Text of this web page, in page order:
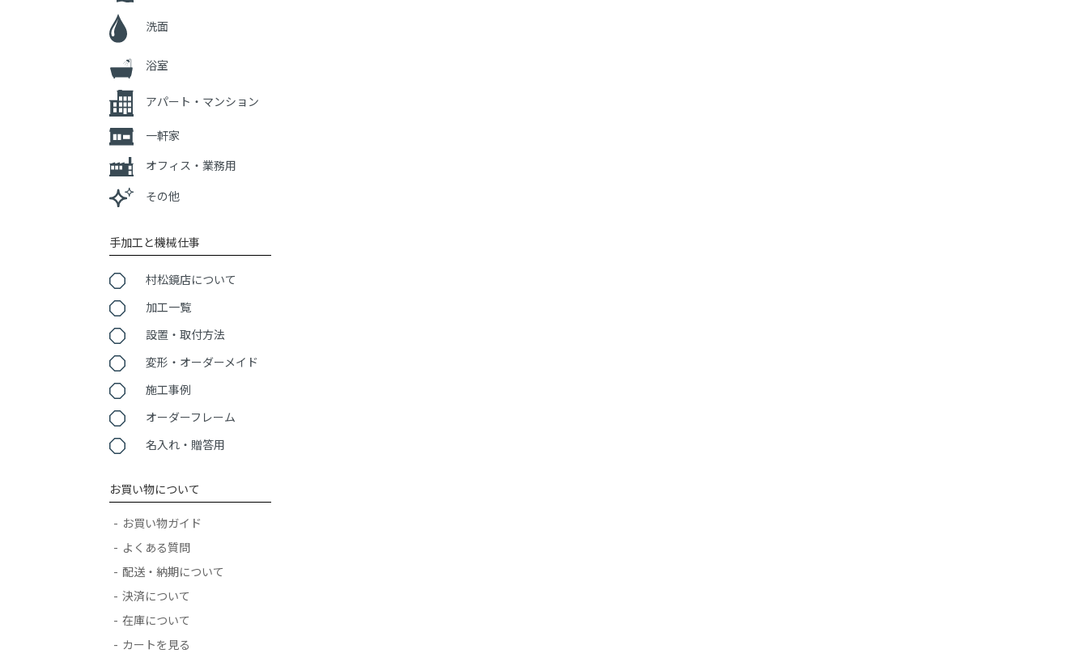
洗面
浴室
アパート・マンション
一軒家
オフィス・業務用
その他
手加工と機械仕事
村松鏡店について
加工一覧
設置・取付方法
変形・オーダーメイド
施工事例
オーダーフレーム
名入れ・贈答用
お買い物について
お買い物ガイド
よくある質問
配送・納期について
決済について
在庫について
カートを見る